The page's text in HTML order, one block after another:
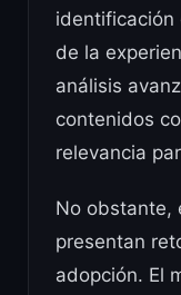
identificación
de la
análisis
contenidos
relevancia
No obstante,
presentan
adopción. El